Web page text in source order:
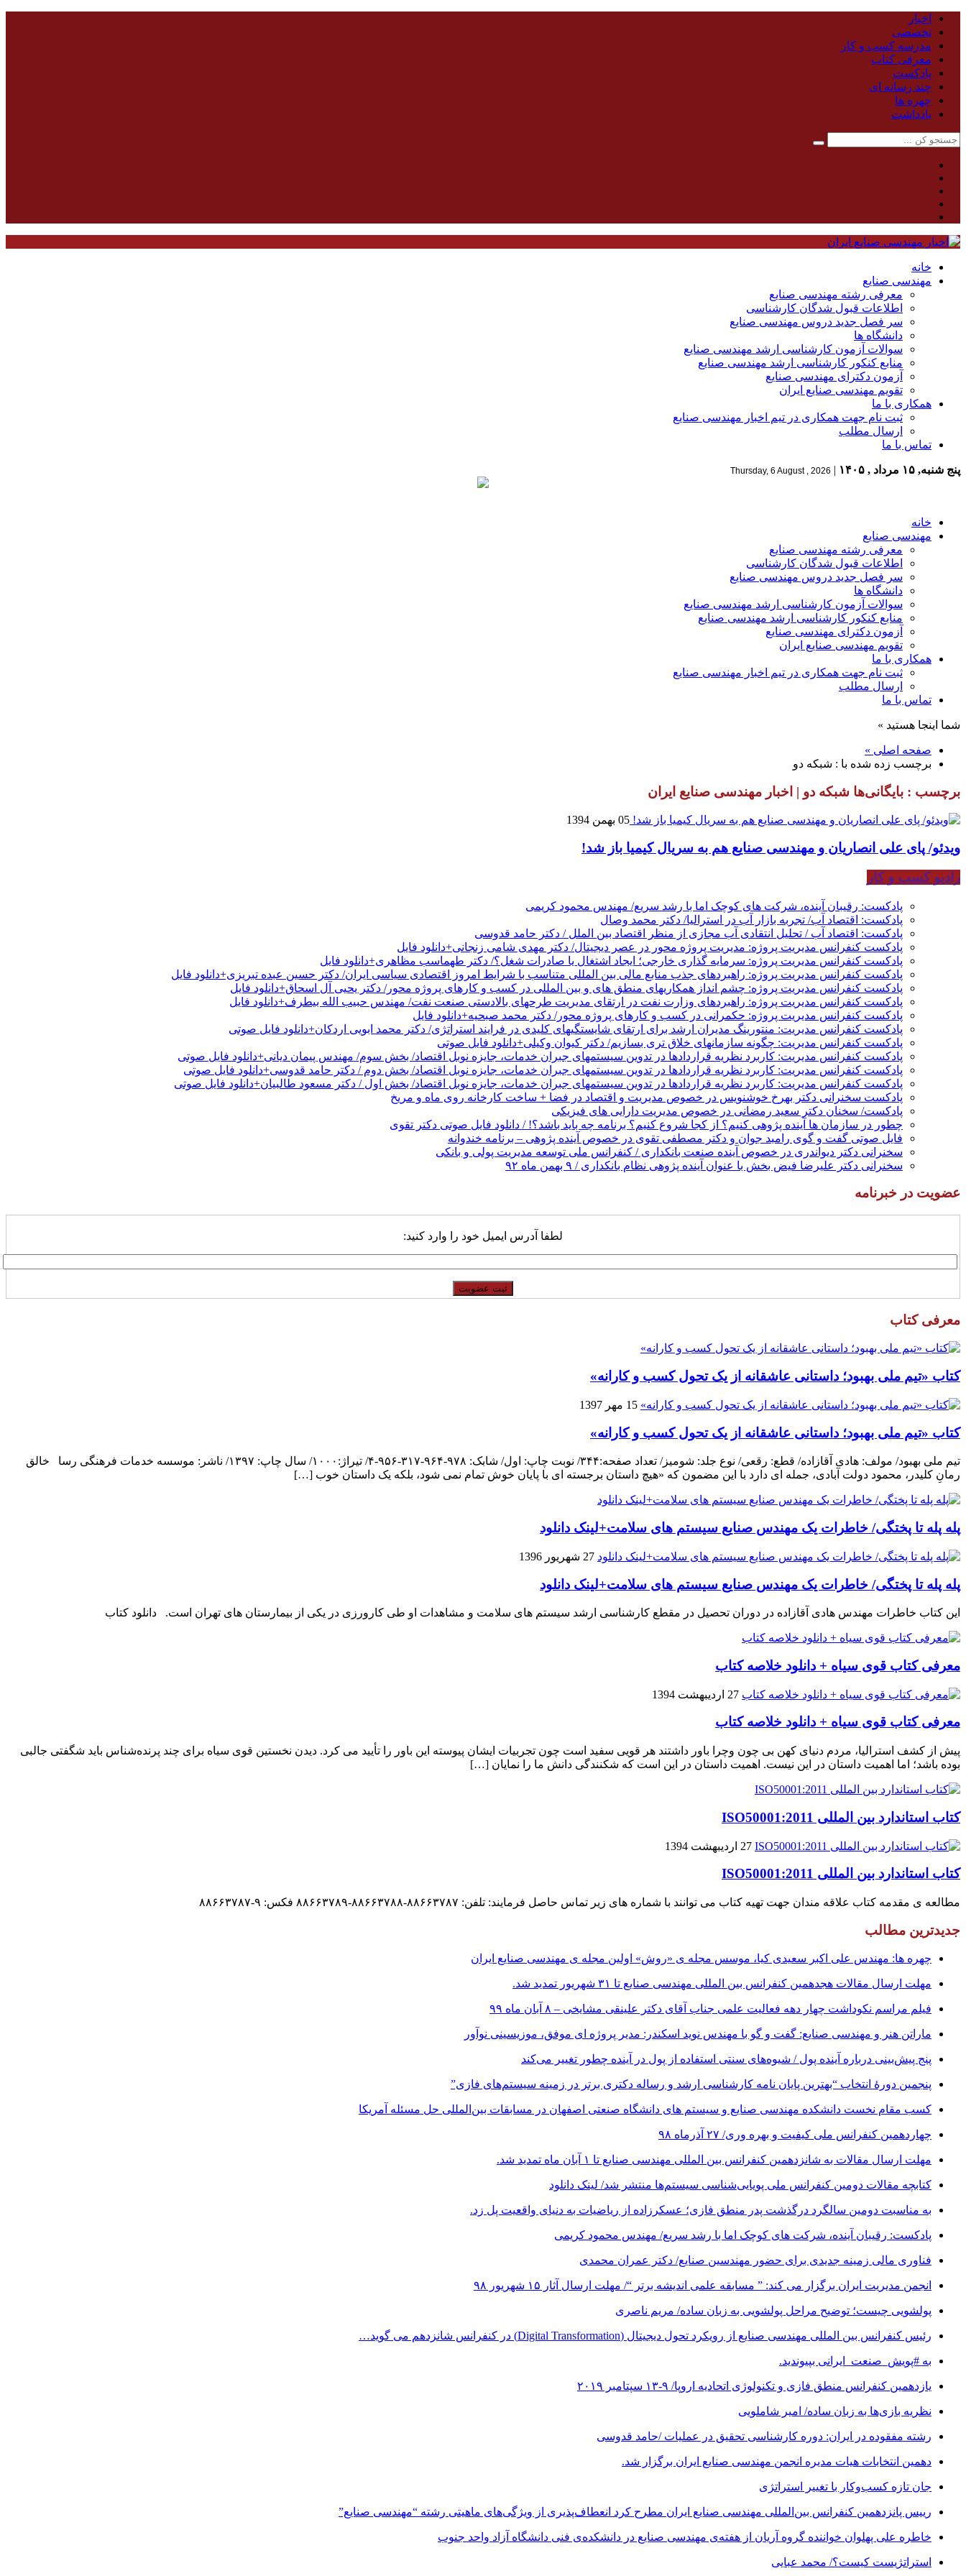
اخبار
تخصصی
مدرسه کسب و کار
معرفی کتاب
پادکست
چند رسانه ای
چهره ها
یادداشت
خانه
مهندسی صنایع
معرفی رشته مهندسی صنایع
اطلاعات قبول شدگان کارشناسی
سر فصل جدید دروس مهندسی صنایع
دانشگاه ها
سوالات آزمون کارشناسی ارشد مهندسی صنایع
منابع کنکور کارشناسی ارشد مهندسی صنایع
آزمون دکترای مهندسی صنایع
تقویم مهندسی صنایع ایران
همکاری با ما
ثبت نام جهت همکاری در تیم اخبار مهندسی صنایع
ارسال مطلب
تماس با ما
پنج شنبه, ۱۵ مرداد , ۱۴۰۵ |
Thursday, 6 August , 2026
خانه
مهندسی صنایع
معرفی رشته مهندسی صنایع
اطلاعات قبول شدگان کارشناسی
سر فصل جدید دروس مهندسی صنایع
دانشگاه ها
سوالات آزمون کارشناسی ارشد مهندسی صنایع
منابع کنکور کارشناسی ارشد مهندسی صنایع
آزمون دکترای مهندسی صنایع
تقویم مهندسی صنایع ایران
همکاری با ما
ثبت نام جهت همکاری در تیم اخبار مهندسی صنایع
ارسال مطلب
تماس با ما
شما اینجا هستید »
صفحه اصلی »
برچسب زده شده با : شبکه دو
برچسب : بایگانی‌ها شبکه دو | اخبار مهندسی صنایع ایران
05 بهمن 1394
ویدئو/ پای علی انصاریان و مهندسی صنایع هم به سریال کیمیا باز شد!
رادیو کسب و کار
پادکست: رقیبان آینده، شرکت های کوچک اما با رشد سریع/ مهندس محمود کریمی
پادکست: اقتصاد آب/ تجربه بازار آب در استرالیا/ دکتر محمد وصال
پادکست: اقتصاد آب / تحلیل انتقادی آب مجازی از منظر اقتصاد بین الملل / دکتر حامد قدوسی
پادکست کنفرانس مدیریت پروژه: مدیریت پروژه محور در عصر دیجیتال/ دکتر مهدی شامی زنجانی+دانلود فایل
پادکست کنفرانس مدیریت پروژه: سرمایه گذاری خارجی؛ ایجاد اشتغال یا صادرات شغل؟/ دکتر طهماسب مظاهری+دانلود فایل
پادکست کنفرانس مدیریت پروژه: راهبردهای جذب منابع مالی بین المللی متناسب با شرایط امروز اقتصادی سیاسی ایران/ دکتر حسین عبده تبریزی+دانلود فایل
پادکست کنفرانس مدیریت پروژه: چشم انداز همکاریهای منطق های و بین المللی در کسب و کارهای پروژه محور/ دکتر یحیی آل اسحاق+دانلود فایل
پادکست کنفرانس مدیریت پروژه: راهبردهای وزارت نفت در ارتقای مدیریت طرحهای بالادستی صنعت نفت/ مهندس حبیب الله بیطرف+دانلود فایل
پادکست کنفرانس مدیریت پروژه: حکمرانی در کسب و کارهای پروژه محور/ دکتر محمد صبحیه+دانلود فایل
پادکست کنفرانس مدیریت: منتورینگ مدیران ارشد برای ارتقای شایستگیهای کلیدی در فرایند استراتژی/ دکتر محمد ابویی اردکان+دانلود فایل صوتی
پادکست کنفرانس مدیریت: چگونه سازمانهای خلاق تری بسازیم/ دکتر کیوان وکیلی+دانلود فایل صوتی
پادکست کنفرانس مدیریت: کاربرد نظریه قراردادها در تدوین سیستمهای جبران خدمات، جایزه نوبل اقتصاد/ بخش سوم/ مهندس پیمان دیانی+دانلود فایل صوتی
پادکست کنفرانس مدیریت: کاربرد نظریه قراردادها در تدوین سیستمهای جبران خدمات، جایزه نوبل اقتصاد/ بخش دوم / دکتر حامد قدوسی+دانلود فایل صوتی
پادکست کنفرانس مدیریت: کاربرد نظریه قراردادها در تدوین سیستمهای جبران خدمات، جایزه نوبل اقتصاد/ بخش اول / دکتر مسعود طالبیان+دانلود فایل صوتی
پادکست سخنرانی دکتر بهرخ خوشنویس در خصوص مدیریت و اقتصاد در فضا + ساخت کارخانه روی ماه و مریخ
پادکست/ سخنان دکتر سعید رمضانی در خصوص مدیریت دارایی های فیزیکی
چطور در سازمان ها آینده پژوهی کنیم؟ از کجا شروع کنیم؟ برنامه چه باید باشد؟! / دانلود فایل صوتی دکتر تقوی
فایل صوتی گفت و گوی رامبد جوان و دکتر مصطفی تقوی در خصوص آینده پژوهی – برنامه خندوانه
سخنرانی دکتر دیواندری در خصوص آینده صنعت بانکداری / کنفرانس ملی توسعه مدیریت پولی و بانکی
سخنرانی دکتر علیرضا فیض بخش با عنوان آینده پژوهی نظام بانکداری / ۹ بهمن ماه ۹۲
عضویت در خبرنامه
لطفا آدرس ایمیل خود را وارد کنید:
معرفی کتاب
کتاب «تیم ملی بهبود؛ داستانی عاشقانه از یک تحول کسب و کارانه»
15 مهر 1397
کتاب «تیم ملی بهبود؛ داستانی عاشقانه از یک تحول کسب و کارانه»
تیم ملی بهبود/ مولف: هادی آقازاده/ قطع: رقعی/ نوع جلد: شومیز/ تعداد صفحه:۳۴۴/ نوبت چاپ: اول/ شابک: ۹۷۸-۹۶۴-۳۱۷-۹۵۶-۴/ تیراژ:۱۰۰۰/ سال چاپ: ۱۳۹۷/ ناشر: موسسه خدمات فرهنگی رسا خالق
رمانِ کلیدر، محمود دولت آبادی، جمله ای دارد با این مضمون که «هیچ داستان برجسته ای با پایان خوش تمام نمی شود، بلکه یک داستان خوب […]
پله پله تا پختگی/ خاطرات یک مهندس صنایع سیستم های سلامت+لینک دانلود
27 شهریور 1396
پله پله تا پختگی/ خاطرات یک مهندس صنایع سیستم های سلامت+لینک دانلود
این کتاب خاطرات مهندس هادی آقازاده در دوران تحصیل در مقطع کارشناسی ارشد سیستم های سلامت و مشاهدات او طی کارورزی در یکی از بیمارستان های تهران است. دانلود کتاب
معرفی کتاب قوی سیاه + دانلود خلاصه کتاب
27 اردیبهشت 1394
معرفی کتاب قوی سیاه + دانلود خلاصه کتاب
پیش از کشف استرالیا، مردم دنیاى کهن بی چون وچرا باور داشتند هر قویى سفید است چون تجربیات ایشان پیوسته این باور را تأیید می کرد. دیدن نخستین قوى سیاه براى چند پرنده‌شناس باید شگفتى جالبى
بوده باشد؛ اما اهمیت داستان در این نیست. اهمیت داستان در این است که شکنندگى دانش ما را نمایان […]
کتاب استاندارد بین المللی ISO50001:2011
27 اردیبهشت 1394
کتاب استاندارد بین المللی ISO50001:2011
مطالعه ی مقدمه کتاب علاقه مندان جهت تهیه کتاب می توانند با شماره های زیر تماس حاصل فرمایند: تلفن: ۸۸۶۶۳۷۸۷-۸۸۶۶۳۷۸۸-۸۸۶۶۳۷۸۹ فکس: ۹-۸۸۶۶۳۷۸۷
جدیدترین مطالب
چهره ها: مهندس علی اکبر سعیدی کیا، موسس مجله ی «روش» اولین مجله ی مهندسی صنایع ایران
مهلت ارسال مقالات هجدهمین کنفرانس بین المللی مهندسی صنایع تا ۳۱ شهریور تمدید شد.
فیلم مراسم نکوداشت چهار دهه فعالیت علمی جناب آقای دکتر علینقی مشایخی – ۸ آبان ماه ۹۹
ماراتن هنر و مهندسی صنایع: گفت و گو با مهندس نوید اسکندر: مدیر پروژه ای موفق، موزیسینی نوآور
پنج پیش‌بینی درباره آینده پول / شیوه‌های سنتی استفاده از پول در آینده چطور تغییر می‌کند
پنجمین دورۀ انتخاب “بهترین پایان ­نامه کارشناسی­ ارشد و رساله دکتری برتر در زمینه سیستم‌های فازی”
کسب مقام نخست دانشکده مهندسی صنایع و سیستم های دانشگاه صنعتی اصفهان در مسابقات بین‌المللی حل مسئله آمریکا
چهاردهمین کنفرانس ملی کیفیت و بهره وری/ ۲۷ آذرماه ۹۸
مهلت ارسال مقالات به شانزدهمین کنفرانس بین المللی مهندسی صنایع تا ۱ آبان ماه تمدید شد.
کتابچه مقالات دومین کنفرانس ملی پویایی‌شناسی سیستم‌ها منتشر شد/ لینک دانلود
به مناسبت دومین سالگرد درگذشت پدر منطق فازی؛ عسکرزاده از ریاضیات به دنیای واقعیت پل زد.
پادکست: رقیبان آینده، شرکت های کوچک اما با رشد سریع/ مهندس محمود کریمی
فناوری مالی زمینه جدیدی برای حضور مهندسین صنایع/ دکتر عمران محمدی
انجمن مدیریت ایران برگزار می کند: ” مسابقه علمی اندیشه برتر “/ مهلت ارسال آثار ۱۵ شهریور ۹۸
پولشویی چیست؛ توضیح مراحل پولشویی به زبان ساده/ مریم ناصری
رئیس کنفرانس بین المللی مهندسی صنایع از رویکرد تحول دیجیتال (Digital Transformation) در کنفرانس شانزدهم می گوید…
به #پویش_صنعت_ایرانی بپیوندید.
یازدهمین کنفرانس منطق فازی و تکنولوژی اتحادیه اروپا/ ۹-۱۳ سپتامبر ۲۰۱۹
نظریه بازی‌ها به زبان ساده/ امیر شاملویی
رشته مفقوده در ایران: دوره کارشناسی تحقیق در عملیات /حامد قدوسی
دهمین انتخابات هیات مدیره انجمن مهندسی صنایع ایران برگزار شد.
جان تازه کسب‌وکار با تغییر استراتژی
رییس پانزدهمین کنفرانس بین‌المللی مهندسی صنایع ایران مطرح کرد انعطاف‌پذیری از ویژگی‌های ماهیتی رشته “مهندسی صنایع”
خاطره علی پهلوان خواننده گروه آریان از هفته‌ی مهندسی صنایع در دانشکده‌ی فنی دانشگاه آزاد واحد جنوب
استراتژیست کیست؟‬/ محمد عبایی